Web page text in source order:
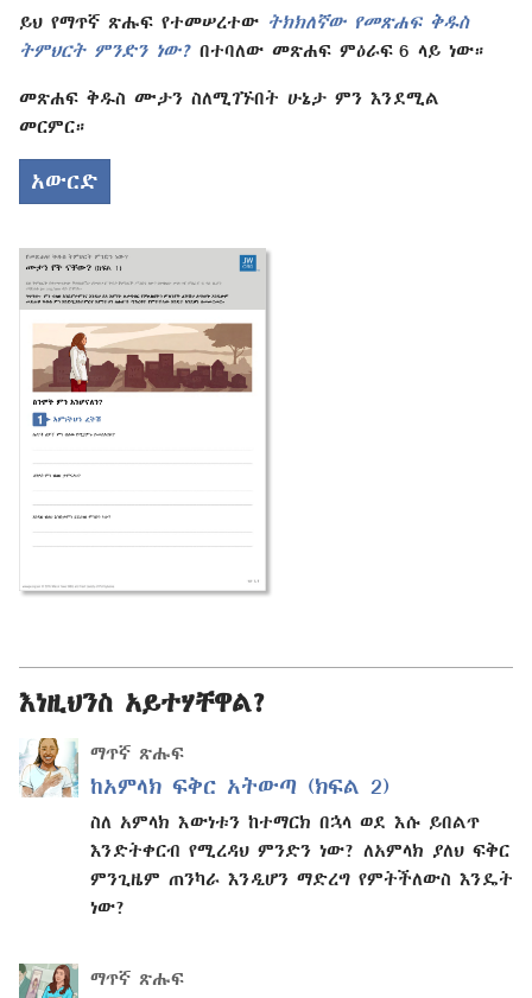
ይህ የማጥኛ ጽሑፍ የተመሠረተው ትክክለኛው የመጽሐፍ ቅዱስ
ትምህርት ምንድን ነው? በተባለው መጽሐፍ ምዕራፍ 6 ላይ ነው።
መጽሐፍ ቅዱስ ሙታን ስለሚገኙበት ሁኔታ ምን እንደሚል
መርምር።
አውርድ
እነዚህንስ አይተሃቸዋል?
ማጥኛ ጽሑፍ
ከአምላክ ፍቅር አትውጣ (ክፍል 2)
ስለ አምላክ እውነቱን ከተማርክ በኋላ ወደ እሱ ይበልጥ
እንድትቀርብ የሚረዳህ ምንድን ነው? ለአምላክ ያለህ ፍቅር
ምንጊዜም ጠንካራ እንዲሆን ማድረግ የምትችለውስ እንዴት
ነው?
ማጥኛ ጽሑፍ